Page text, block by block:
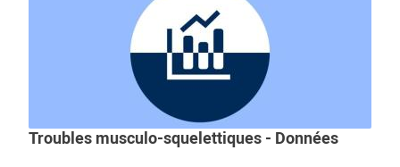
Troubles musculo-squelettiques - Données